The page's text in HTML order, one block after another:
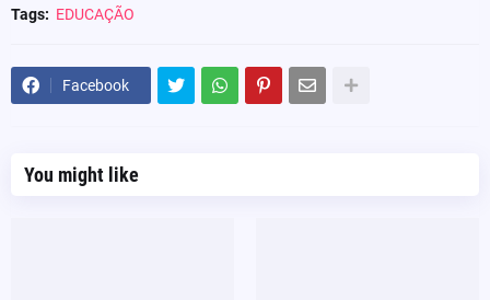
Tags: EDUCAÇÃO
Facebook
You might like